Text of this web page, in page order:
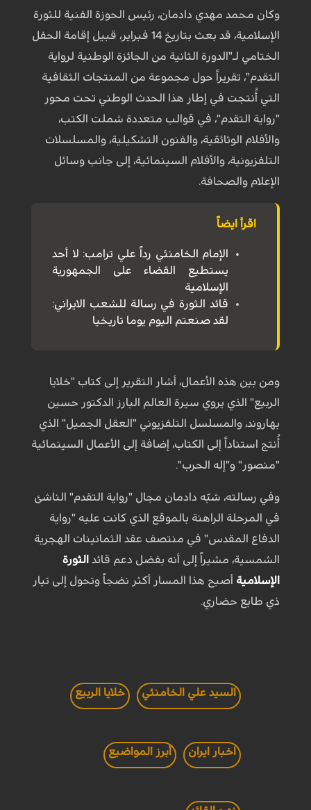
وكان محمد مهدي دادمان، رئيس الحوزة الفنية للثورة
الإسلامية، قد بعث بتاريخ 14 فبراير، قبيل إقامة الحفل
الختامي لـ"الدورة الثانية من الجائزة الوطنية لرواية
التقدم"، تقريراً حول مجموعة من المنتجات الثقافية
التي أُنتجت في إطار هذا الحدث الوطني تحت محور
"رواية التقدم"، في قوالب متعددة شملت الكتب،
والأفلام الوثائقية، والفنون التشكيلية، والمسلسلات
التلفزيونية، والأفلام السينمائية، إلى جانب وسائل
الإعلام والصحافة.
اقرأ ايضاً
الإمام الخامنئي رداً علي ترامب: لا أحد
يستطيع القضاء على الجمهورية
الإسلامية
قائد الثورة في رسالة للشعب الايراني:
لقد صنعتم اليوم يوما تاريخيا
ومن بين هذه الأعمال، أشار التقرير إلى كتاب "خلايا
الربيع" الذي يروي سيرة العالم البارز الدكتور حسين
بهاروند، والمسلسل التلفزيوني "العقل الجميل" الذي
أُنتج استناداً إلى الكتاب، إضافة إلى الأعمال السينمائية
"منصور" و"إله الحرب".
وفي رسالته، شبّه دادمان مجال "رواية التقدم" الناشئ
في المرحلة الراهنة بالموقع الذي كانت عليه "رواية
الدفاع المقدس" في منتصف عقد الثمانينات الهجرية
الشمسية، مشيراً إلى أنه بفضل دعم قائد الثورة
الإسلامية أصبح هذا المسار أكثر نضجاً وتحول إلى تيار
ذي طابع حضاري.
السيد علي الخامنئي خلايا الربيع
اخبار ايران أبرز المواضيع